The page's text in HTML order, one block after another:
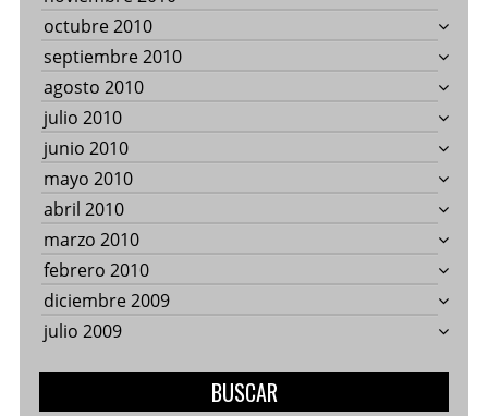
octubre 2010
septiembre 2010
agosto 2010
julio 2010
junio 2010
mayo 2010
abril 2010
marzo 2010
febrero 2010
diciembre 2009
julio 2009
BUSCAR